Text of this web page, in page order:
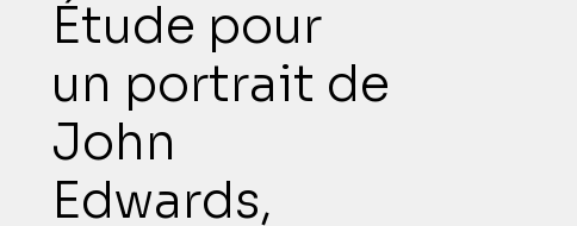
Étude pour
un portrait de
John
Edwards,